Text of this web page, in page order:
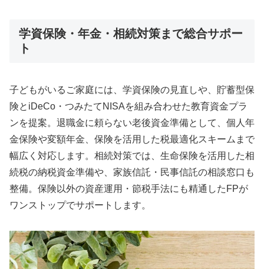
学資保険・年金・相続対策まで総合サポー
ト
子どもがいるご家庭には、学資保険の見直しや、貯蓄型保
険とiDeCo・つみたてNISAを組み合わせた教育資金プラ
ンを提案。退職金に頼らない老後資金準備として、個人年
金保険や変額年金、保険を活用した税最適化スキームまで
幅広く対応します。相続対策では、生命保険を活用した相
続税の納税資金準備や、家族信託・民事信託の相談窓口も
整備。保険以外の資産運用・節税手法にも精通したFPが
ワンストップでサポートします。